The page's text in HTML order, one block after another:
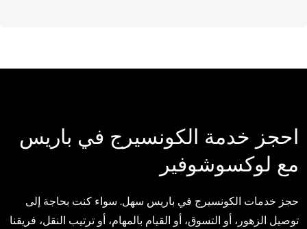
احجز خدمة الكونسيرج في باريس
مع لوكسوشوفير
حجز خدمات الكونسيرج في باريس سهل. سواء كنت بحاجة إلى
توصيل الزهور، أو التسوق، أو القيام بالمهام، أو ترتيب النقل، فريقنا